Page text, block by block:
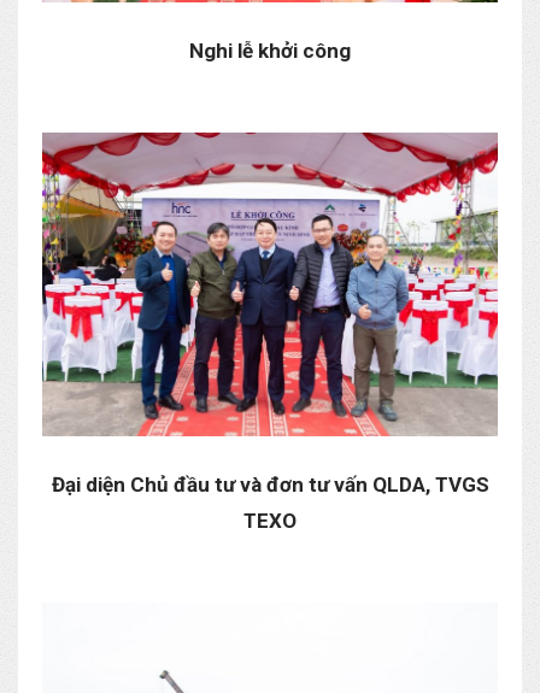
Nghi lễ khởi công
Đại diện Chủ đầu tư và đơn tư vấn QLDA, TVGS
TEXO